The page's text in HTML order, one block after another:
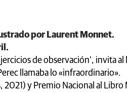
por Laurent Monnet.
de observación’, invita al
llamaba lo «infraordinario».
2021) y Premio Nacional al Libro